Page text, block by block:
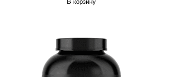
В корзину